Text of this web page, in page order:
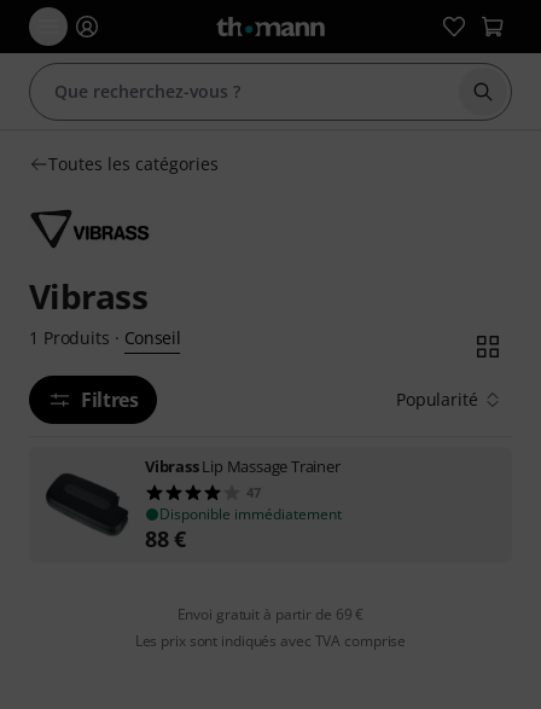
Toutes les catégories
Vibrass
1 Produits · Conseil
Filtres Popularité
VibrassLip Massage Trainer
47
Disponible immédiatement
88€
Envoi gratuit à partir de 69 €
Les prix sont indiqués avec TVA comprise